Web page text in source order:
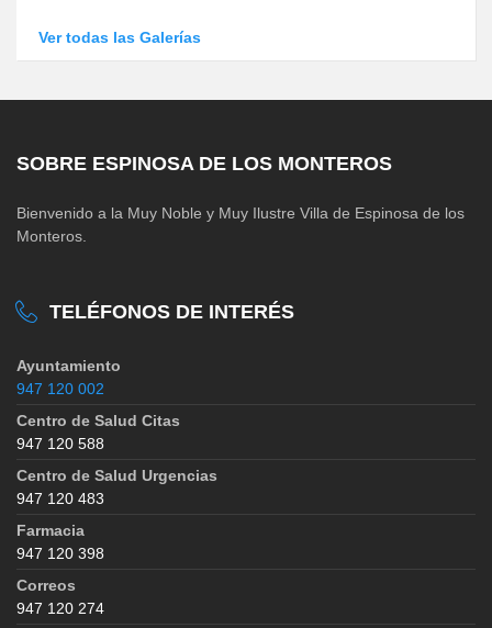
Ver todas las Galerías
SOBRE ESPINOSA DE LOS MONTEROS
Bienvenido a la Muy Noble y Muy Ilustre Villa de Espinosa de los
Monteros.
TELÉFONOS DE INTERÉS
Ayuntamiento
947 120 002
Centro de Salud Citas
947 120 588
Centro de Salud Urgencias
947 120 483
Farmacia
947 120 398
Correos
947 120 274